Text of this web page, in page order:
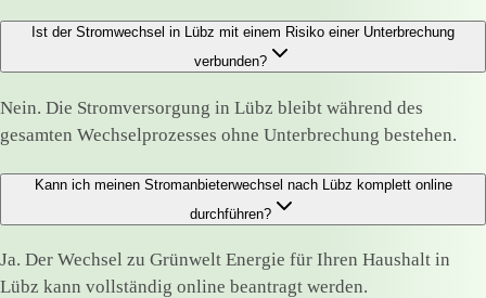
Ist der Stromwechsel in Lübz mit einem Risiko einer Unterbrechung
verbunden?
Nein. Die Stromversorgung in Lübz bleibt während des
gesamten Wechselprozesses ohne Unterbrechung bestehen.
Kann ich meinen Stromanbieterwechsel nach Lübz komplett online
durchführen?
Ja. Der Wechsel zu Grünwelt Energie für Ihren Haushalt in
Lübz kann vollständig online beantragt werden.